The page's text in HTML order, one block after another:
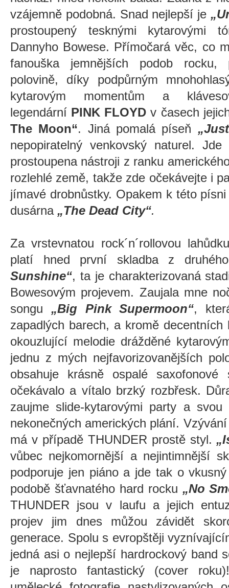
vzájemně podobná. Snad nejlepší je
prostoupený tesknými kytarovými
Dannyho Bowese. Přímočará věc, co
fanouška jemnějších podob
polovině, díky podpůrným
kytarovým momentům a
legendární PINK FLOYD v časech
The Moon“. Jiná pomalá píseň
nepopiratelný venkovský naturel.
prostoupena nástroji z ranku
rozlehlé země, takže zde očekávejte i
jímavé drobnůstky. Opakem k této
dusárna „The Dead City“.
Za vrstevnatou rock´n´rollovou
platí hned první skladba z
Sunshine“, ta je charakterizovaná
Bowesovým projevem. Zaujala mne
songu „Big Pink Supermoon“,
zapadlých barech, a kromě
okouzlující melodie drážděné
jednu z mých nejfavorizovanějších
obsahuje krásně ospalé
očekávalo a vítalo brzký rozbřesk.
zaujme slide-kytarovými party a
nekonečných amerických plání.
má v případě THUNDER prostě styl.
vůbec nejkomornější a nejintimnější
podporuje jen piáno a jde tak o
podobě šťavnatého hard rocku „No
THUNDER jsou v laufu a jejich
projev jim dnes můžou závidět
generace. Spolu s evropštěji
jedná asi o nejlepší hardrockový band
je naprosto fantastický (cover